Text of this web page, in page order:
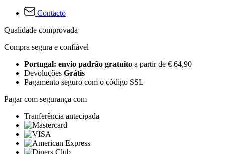
Contacto
Qualidade comprovada
Compra segura e confiável
Portugal: envio padrão gratuito a partir de € 64,90
Devoluções Grátis
Pagamento seguro com o código SSL
Pagar com segurança com
Tranferência antecipada